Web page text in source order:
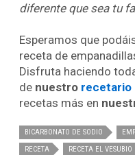
diferente que sea tu
Esperamos que
receta de
Disfruta haciendo
de nuestro recetario
recetas más en
BICARBONATO DE SODIO
RECETA
RECETA EL VESUBIO